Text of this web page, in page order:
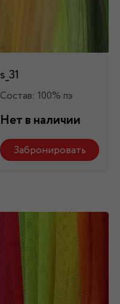
s_31
Состав: 100% пэ
Нет в наличии
Забронировать